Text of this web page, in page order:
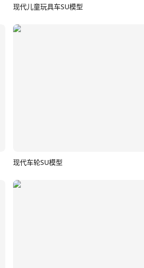
现代儿童玩具车SU模型
现代车轮SU模型